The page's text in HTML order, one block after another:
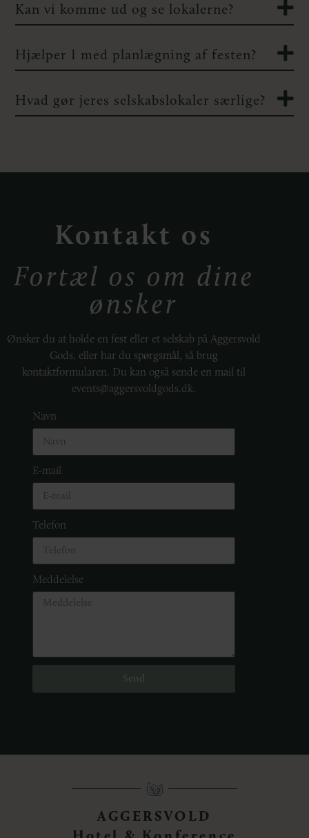
Kan vi komme ud og se lokalerne?
Hjælper I med planlægning af festen?
Hvad gør jeres selskabslokaler særlige?
Kontakt os
Fortæl os om dine
ønsker
Ønsker du at holde en fest eller et selskab på Aggersvold
Gods, eller har du spørgsmål, så brug
kontaktformularen. Du kan også sende en mail til
events@aggersvoldgods.dk.
Navn
E-mail
Telefon
Meddelelse
Send
AGGERSVOLD